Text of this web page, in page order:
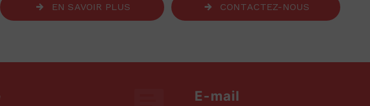
EN SAVOIR PLUS CONTACTEZ-NOUS
E-mail